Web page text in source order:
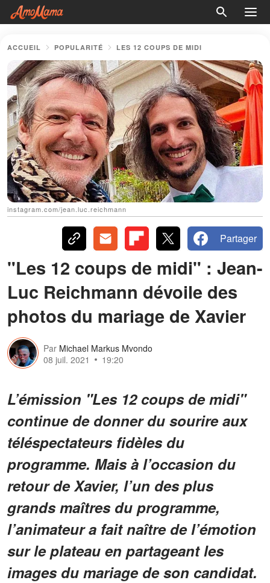
ACCUEIL POPULARITÉ LES 12 COUPS DE MIDI
instagram.com/jean.luc.reichmann
Partager
"Les 12 coups de midi" : Jean-
Luc Reichmann dévoile des
photos du mariage de Xavier
Par Michael Markus Mvondo
08 juil. 2021
19:20
L’émission "Les 12 coups de midi"
continue de donner du sourire aux
téléspectateurs fidèles du
programme. Mais à l’occasion du
retour de Xavier, l’un des plus
grands maîtres du programme,
l’animateur a fait naître de l’émotion
sur le plateau en partageant les
images du mariage de son candidat.